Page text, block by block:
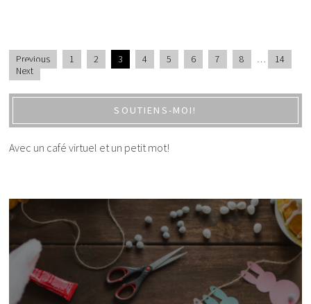
Previous 1 2 3 4 5 6 7 8 …
14
Next
SOUTIENS-MOI!
Avec un café virtuel et un petit mot!